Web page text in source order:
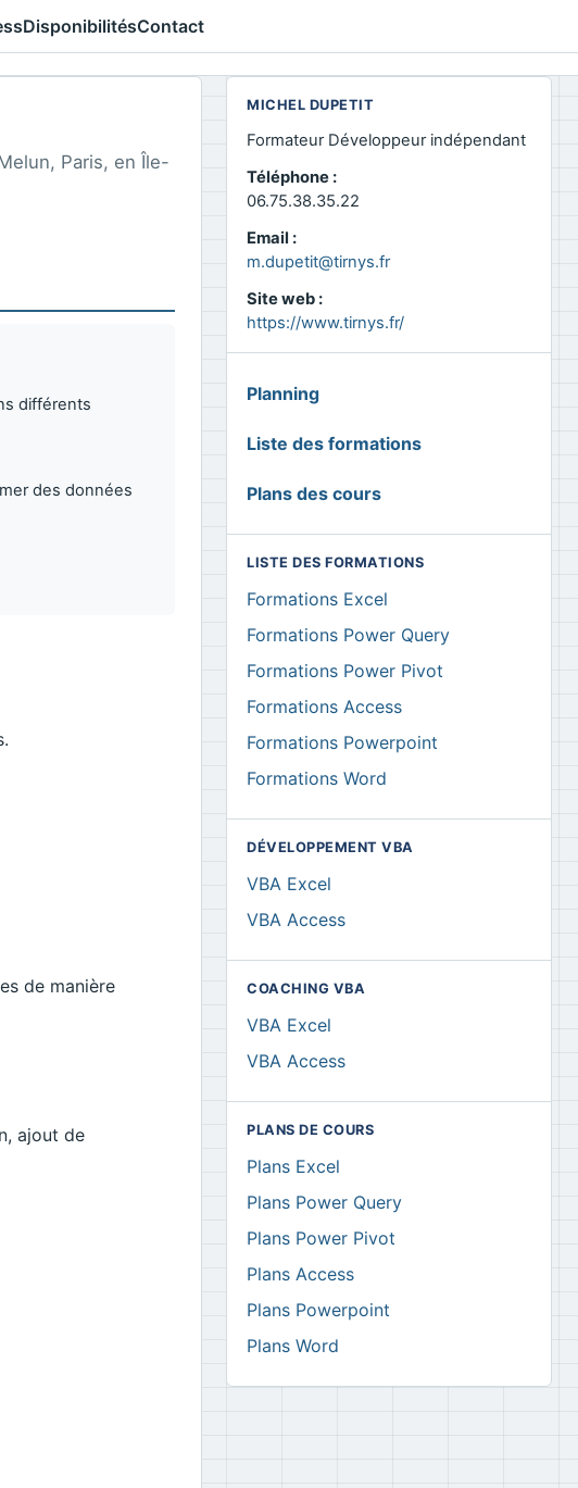
DisponibilitésContact
Paris, en Île-
différents
des données
de manière
ajout de
MICHEL DUPETIT
Formateur Développeur indépendant
Téléphone :
06.75.38.35.22
Email :
m.dupetit@tirnys.fr
Site web :
https://www.tirnys.fr/
GLOBAL
Planning
Liste des formations
Plans des cours
LISTE DES FORMATIONS
Formations Excel
Formations Power Query
Formations Power Pivot
Formations Access
Formations Powerpoint
Formations Word
DÉVELOPPEMENT VBA
VBA Excel
VBA Access
COACHING VBA
VBA Excel
VBA Access
PLANS DE COURS
Plans Excel
Plans Power Query
Plans Power Pivot
Plans Access
Plans Powerpoint
Plans Word